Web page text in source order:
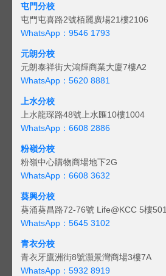
屯門分校
屯門屯喜路2號栢麗廣場21樓2106
WhatsApp：9546 1793
元朗分校
元朗泰祥街大鴻輝商業大廈7樓A2
WhatsApp：5620 8881
上水分校
上水龍琛路48號上水匯10樓1004
WhatsApp：6608 2886
粉嶺分校
粉嶺中心購物商場地下2G
WhatsApp：6608 3632
葵興分校
葵涌葵昌路72-76號 Life@KCC 5樓501
WhatsApp：5645 3102
青衣分校
青衣牙鷹洲街8號灝景灣商場3樓7A
WhatsApp：5932 8919